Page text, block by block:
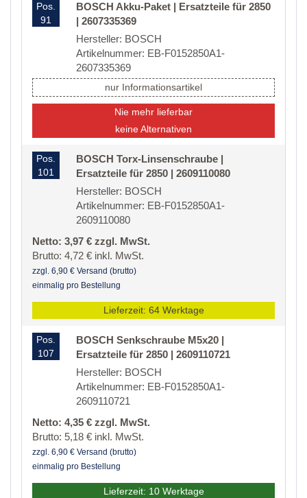
Pos.
91
BOSCH Akku-Paket | Ersatzteile für 2850
| 2607335369
Hersteller: BOSCH
Artikelnummer: EB-F0152850A1-
2607335369
nur Informationsartikel
Nie mehr lieferbar
keine Alternativen
Pos.
101
BOSCH Torx-Linsenschraube |
Ersatzteile für 2850 | 2609110080
Hersteller: BOSCH
Artikelnummer: EB-F0152850A1-
2609110080
Netto: 3,97 € zzgl. MwSt.
Brutto: 4,72 € inkl. MwSt.
zzgl. 6,90 € Versand (brutto)
einmalig pro Bestellung
Lieferzeit: 64 Werktage
Pos.
107
BOSCH Senkschraube M5x20 |
Ersatzteile für 2850 | 2609110721
Hersteller: BOSCH
Artikelnummer: EB-F0152850A1-
2609110721
Netto: 4,35 € zzgl. MwSt.
Brutto: 5,18 € inkl. MwSt.
zzgl. 6,90 € Versand (brutto)
einmalig pro Bestellung
Lieferzeit: 10 Werktage